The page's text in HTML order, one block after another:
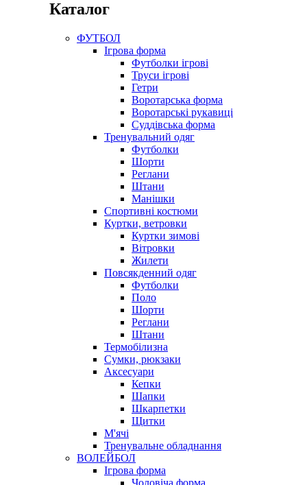
Каталог
ФУТБОЛ
Ігрова форма
Футболки ігрові
Труси ігрові
Гетри
Воротарська форма
Воротарські рукавиці
Суддівська форма
Тренувальний одяг
Футболки
Шорти
Реглани
Штани
Манішки
Спортивні костюми
Куртки, ветровки
Куртки зимові
Вітровки
Жилети
Повсякденний одяг
Футболки
Поло
Шорти
Реглани
Штани
Термобілизна
Сумки, рюкзаки
Аксесуари
Кепки
Шапки
Шкарпетки
Щитки
М'ячі
Тренувальне обладнання
ВОЛЕЙБОЛ
Ігрова форма